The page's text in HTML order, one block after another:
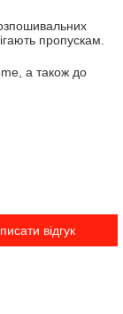
пропускам.
а також до
відгук